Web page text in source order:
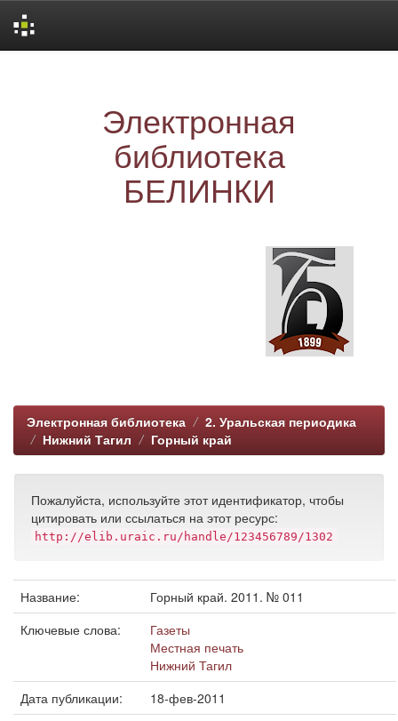
Электронная
библиотека
БЕЛИНКИ
Электронная библиотека
2. Уральская периодика
Нижний Тагил
Горный край
Пожалуйста, используйте этот идентификатор, чтобы
цитировать или ссылаться на этот ресурс:
http://elib.uraic.ru/handle/123456789/1302
Название:
Горный край. 2011. № 011
Ключевые слова:
Газеты
Местная печать
Нижний Тагил
Дата публикации:
18-фев-2011